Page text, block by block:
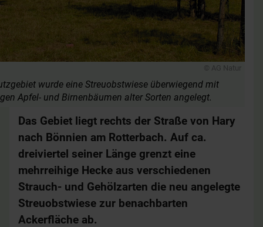
© AG Natur
wurde eine Streuobstwiese überwiegend mit
Apfel- und Birnenbäumen alter Sorten angelegt.
Das Gebiet liegt rechts der Straße von Hary
nach Bönnien am Rotterbach. Auf ca.
dreiviertel seiner Länge grenzt eine
mehrreihige Hecke aus verschiedenen
Strauch- und Gehölzarten die neu angelegte
Streuobstwiese zur benachbarten
Ackerfläche ab.